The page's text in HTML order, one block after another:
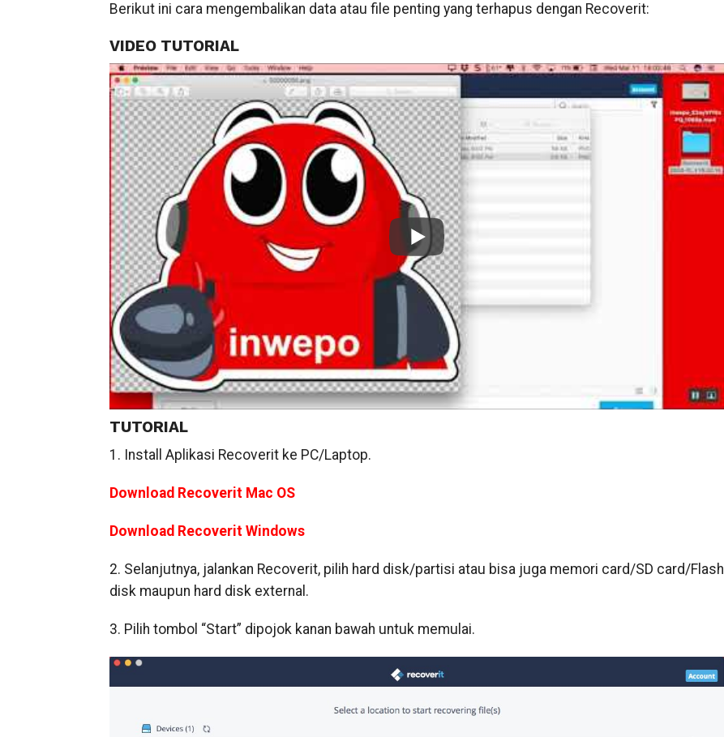
Berikut ini cara mengembalikan data atau file penting yang terhapus dengan Recoverit:
VIDEO TUTORIAL
TUTORIAL
1. Install Aplikasi Recoverit ke PC/Laptop.
Download Recoverit Mac OS
Download Recoverit Windows
2. Selanjutnya, jalankan Recoverit, pilih hard disk/partisi atau bisa juga memori card/SD card/Flash
disk maupun hard disk external.
3. Pilih tombol “Start” dipojok kanan bawah untuk memulai.